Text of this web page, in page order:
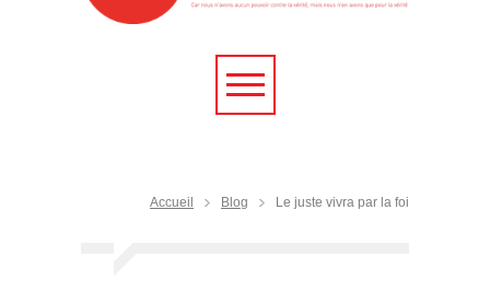
Accueil Blog Le juste vivra par la foi